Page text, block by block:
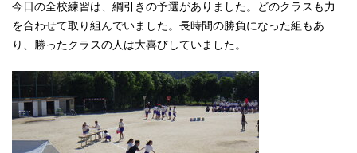
今日の全校練習は、綱引きの予選がありました。どのクラスも力
を合わせて取り組んでいました。長時間の勝負になった組もあ
り、勝ったクラスの人は大喜びしていました。